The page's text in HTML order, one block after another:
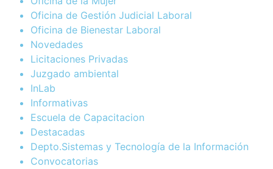
Oficina de Gestión Judicial Laboral
Oficina de Bienestar Laboral
Novedades
Licitaciones Privadas
Juzgado ambiental
InLab
Informativas
Escuela de Capacitacion
Destacadas
Depto.Sistemas y Tecnología de la Información
Convocatorias